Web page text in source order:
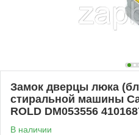
Замок дверцы люка
стиральной машины
ROLD DM053556
В наличии